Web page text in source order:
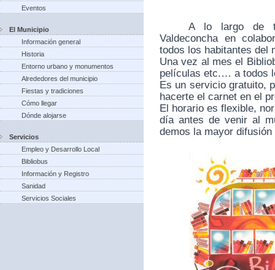
Eventos
El Municipio
Información general
Historia
Entorno urbano y monumentos
Alrededores del municipio
Fiestas y tradiciones
Cómo llegar
Dónde alojarse
Servicios
Empleo y Desarrollo Local
Bibliobus
Información y Registro
Sanidad
Servicios Sociales
A lo largo de
Valdeconcha en
todos los habitantes del
Una vez al mes el
películas etc.… a todos
Es un servicio gratuito,
hacerte el carnet en el
El horario es flexible,
día antes de venir al
demos la mayor difusión